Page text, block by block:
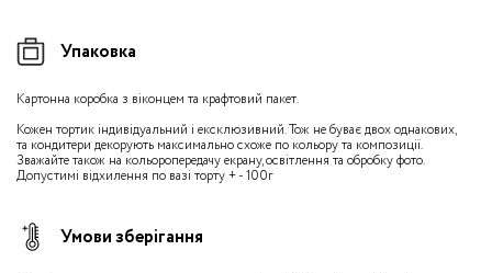
Упаковка
Картонна коробка з віконцем та крафтовий пакет.
Кожен тортик індивідуальний і ексклюзивний. Тож не буває двох однакових,
та кондитери декорують максимально схоже по кольору та композиції.
Зважайте також на кольоропередачу екрану, освітлення та обробку фото.
Допустимі відхилення по вазі торту + - 100г
Умови зберігання